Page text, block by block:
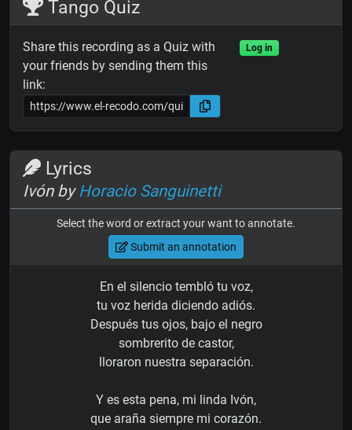
Tango Quiz
Share this recording as a Quiz with
your friends by sending them this
link:
Log in
Lyrics
Ivón byHoracio Sanguinetti
Select the word or extract your want to annotate.
Submit an annotation
En el silencio tembló tu voz,
tu voz herida diciendo adiós.
Después tus ojos, bajo el negro
sombrerito de castor,
lloraron nuestra separación.
Y es esta pena, mi linda Ivón,
que araña siempre mi corazón.